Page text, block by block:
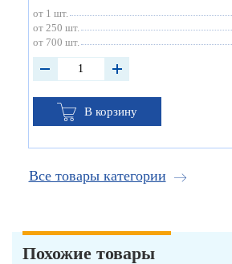
от 1 шт.
от 250 шт.
от 700 шт.
В корзину
Все товары категории
Похожие товары